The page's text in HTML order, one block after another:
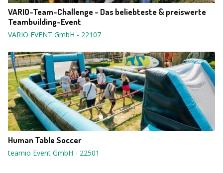
VARIO-Team-Challenge - Das beliebteste & preiswerte
Teambuilding-Event
VARIO EVENT GmbH - 22107
Human Table Soccer
teamio Event GmbH - 22501